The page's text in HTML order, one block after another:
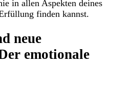
in allen Aspekten deines
finden kannst.
neue
emotionale